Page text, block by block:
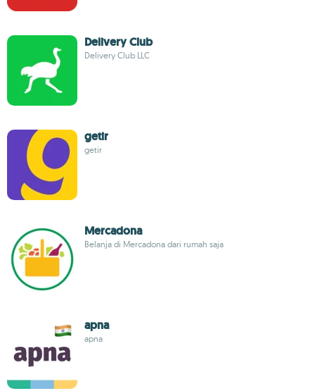
Delivery Club
Delivery Club LLC
getir
getir
Mercadona
Belanja di Mercadona dari rumah saja
apna
apna